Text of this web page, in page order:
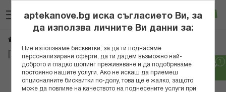
към
съдържанието
Вход
Грижа за майката и детето
Популярни в тази категория
aptekanove.bg иска съгласието Ви, за
да използва личните Ви данни за:
Ние използваме бисквитки, за да ти поднасяме
персонализирани оферти, да ти дадем възможно най-
доброто и гладко шопинг преживяване и да подобряваме
постоянно нашите услуги. Ако не искаш да приемеш
опционалните бисквитки по-долу, това ще е жалко, защото
може да повлияе на качеството на поднесените услуги при